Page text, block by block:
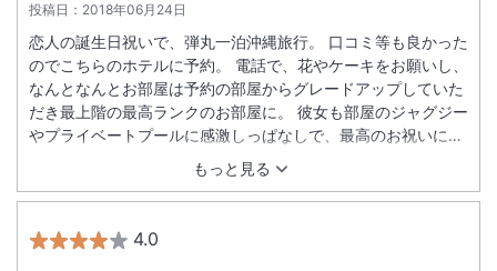
投稿日： 2018年06月24日
もっと見る
恋人の誕生日祝いで、弾丸一泊沖縄旅行。 口コミ等も良かった
のでこちらのホテルに予約。 電話で、花やケーキをお願いし、
なんとなんとお部屋は予約の部屋からグレードアップしていた
だき最上階の最高ランクのお部屋に。 彼女も部屋のジャグジー
やプライベートプールに感激しっぱなしで、最高のお祝いにな
りました。 チェックアウトが少し遅れたり、ケーキの時間を細
かく指定したりとこちらの無理もきいていただき本当に大満足
の旅でした。 少し気になったのは、研修中の女性スタッフの対
応があまり良くなかったこと。 一生懸命なのは伝わりました
が、質問に対して明らかに適当な答えで、わからないことはわ
4.0